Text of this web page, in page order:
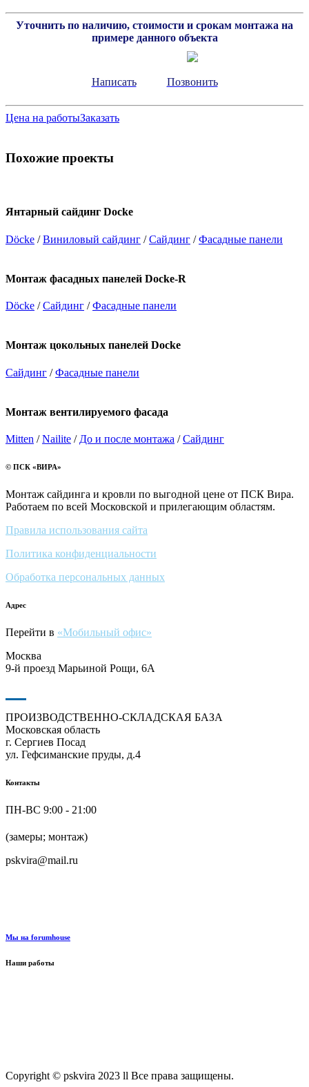
Уточнить по наличию, стоимости и срокам монтажа на
примере данного объекта
Написать Позвонить
Цена на работыЗаказать
Похожие проекты
Янтарный сайдинг Docke
Döcke /Виниловый сайдинг /Сайдинг /Фасадные панели
Монтаж фасадных панелей Docke-R
Döcke /Сайдинг /Фасадные панели
Монтаж цокольных панелей Docke
Сайдинг /Фасадные панели
Монтаж вентилируемого фасада
Mitten /Nailite / До и после монтажа /Сайдинг
© ПСК «ВИРА»
Монтаж сайдинга и кровли по выгодной цене от ПСК Вира.
Работаем по всей Московской и прилегающим областям.
Правила использования сайта
Политика конфиденциальности
Обработка персональных данных
Адрес
Перейти в «Мобильный офис»
Москва
9-й проезд Марьиной Рощи, 6А
ПРОИЗВОДСТВЕННО-СКЛАДСКАЯ БАЗА
Московская область
г. Сергиев Посад
ул. Гефсиманские пруды, д.4
Контакты
ПН-ВС 9:00 - 21:00
(замеры; монтаж)
pskvira@mail.ru
Мы на forumhouse
Наши работы
Copyright © pskvira 2023 ll Все права защищены.